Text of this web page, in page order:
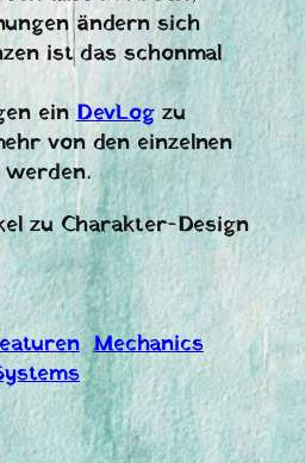
ändern sich
ist das schonmal
einDevLogzu
von den einzelnen
werden.
zu Charakter-Design
Mechanics